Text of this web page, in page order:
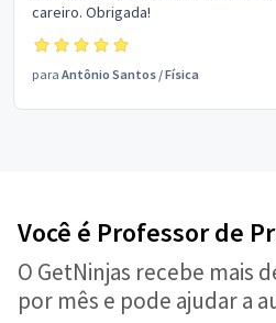
careiro. Obrigada!
para Antônio Santos /Física
Você é Professor de
O GetNinjas recebe mais
por mês e pode ajudar a